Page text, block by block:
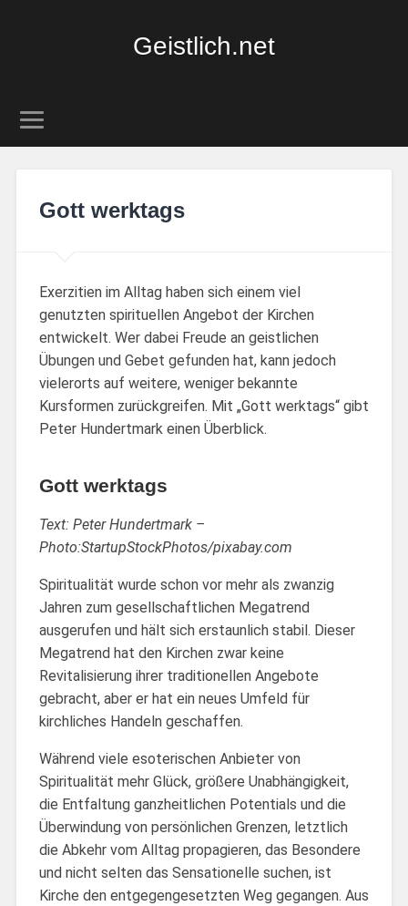
Geistlich.net
Gott werktags
Exerzitien im Alltag haben sich einem viel
genutzten spirituellen Angebot der Kirchen
entwickelt. Wer dabei Freude an geistlichen
Übungen und Gebet gefunden hat, kann jedoch
vielerorts auf weitere, weniger bekannte
Kursformen zurückgreifen. Mit „Gott werktags“ gibt
Peter Hundertmark einen Überblick.
Gott werktags
Text: Peter Hundertmark –
Photo:StartupStockPhotos/pixabay.com
Spiritualität wurde schon vor mehr als zwanzig
Jahren zum gesellschaftlichen Megatrend
ausgerufen und hält sich erstaunlich stabil. Dieser
Megatrend hat den Kirchen zwar keine
Revitalisierung ihrer traditionellen Angebote
gebracht, aber er hat ein neues Umfeld für
kirchliches Handeln geschaffen.
Während viele esoterischen Anbieter von
Spiritualität mehr Glück, größere Unabhängigkeit,
die Entfaltung ganzheitlichen Potentials und die
Überwindung von persönlichen Grenzen, letztlich
die Abkehr vom Alltag propagieren, das Besondere
und nicht selten das Sensationelle suchen, ist
Kirche den entgegengesetzten Weg gegangen. Aus